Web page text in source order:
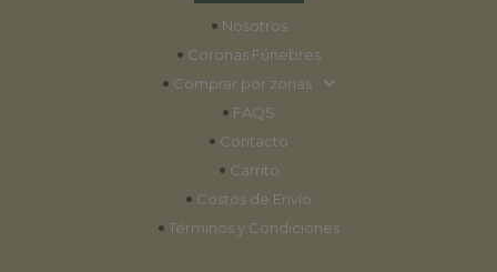
• Nosotros
• Coronas Fúnebres
• Comprar por zonas
• FAQS
• Contacto
• Carrito
• Costos de Envío
• Términos y Condiciones